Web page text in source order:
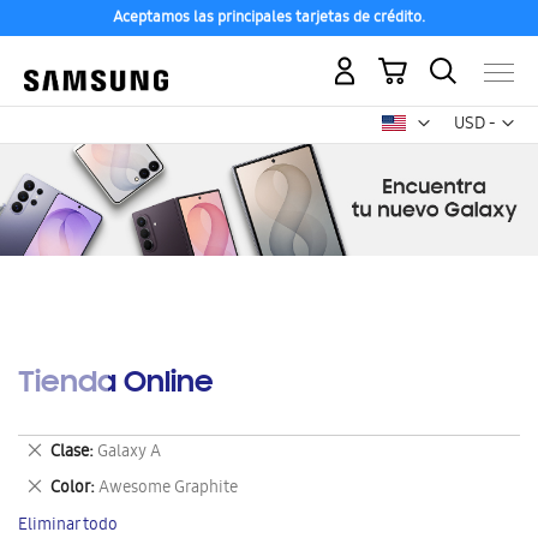
Aceptamos las principales tarjetas de crédito.
USD -
dólar
Mi carrito
Tienda Online
Clase Galaxy A
Eliminar
este
artículo
Color Awesome Graphite
Eliminar
este
Eliminar todo